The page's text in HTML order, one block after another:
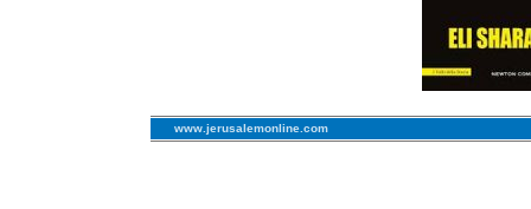
www.jerusalemonline.com